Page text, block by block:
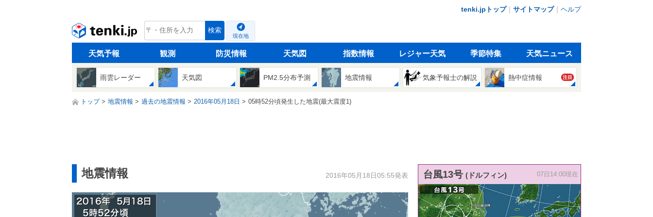
tenki.jpトップ｜ サイトマップ｜ ヘルプ
tenki.jp 検索
現在地
天気予報 観測 防災情報 天気図 指数情報 レジャー天気 季節特集 天気ニュース
雨雲レーダー 天気図 PM2.5分布予測 地震情報 気象予報士の解説 熱中症情報 注目
トップ 地震情報 過去の地震情報 2016年05月18日 05時52分頃発生した地震(最大震度1)
地震情報 2016年05月18日05:55発表 台風13号 (ドルフィン) 07日14:00現在